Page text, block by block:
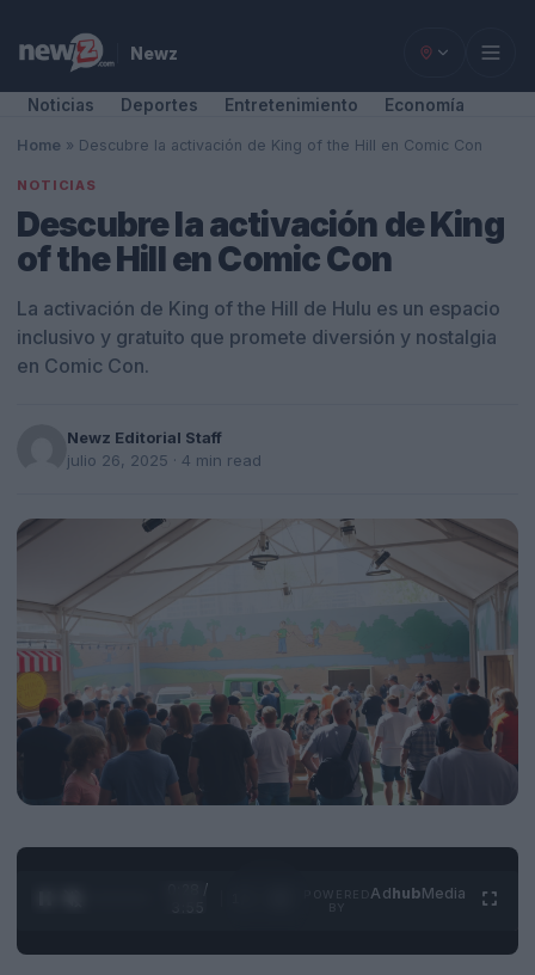
Newz
Noticias Deportes Entretenimiento Economía
Home » Descubre la activación de King of the Hill en Comic Con
NOTICIAS
Descubre la activación de King
of the Hill en Comic Con
La activación de King of the Hill de Hulu es un espacio
inclusivo y gratuito que promete diversión y nostalgia
en Comic Con.
Newz Editorial Staff
julio 26, 2025 · 4 min read
0:29 /
AdhubMedia